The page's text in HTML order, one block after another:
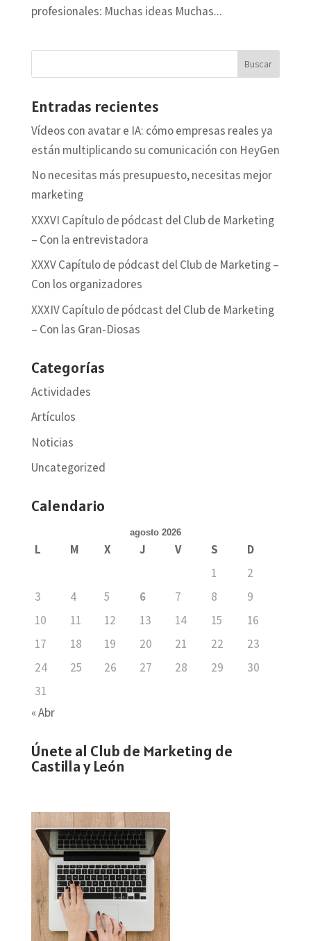
profesionales: Muchas ideas Muchas...
Entradas recientes
Vídeos con avatar e IA: cómo empresas reales ya
están multiplicando su comunicación con HeyGen
No necesitas más presupuesto, necesitas mejor
marketing
XXXVI Capítulo de pódcast del Club de Marketing
– Con la entrevistadora
XXXV Capítulo de pódcast del Club de Marketing –
Con los organizadores
XXXIV Capítulo de pódcast del Club de Marketing
– Con las Gran-Diosas
Categorías
Actividades
Artículos
Noticias
Uncategorized
Calendario
agosto 2026
L M X J V S
D
1
2
3
4 5 6 7 8
9
10
11 12 13 14 15
16
17
18 19 20 21 22
23
24
25 26 27 28 29
30
31
« Abr
Únete al Club de Marketing de
Castilla y León